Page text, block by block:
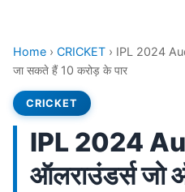
Home › CRICKET › IPL 2024
जा सकते हैं 10 करोड़ के पार
CRICKET
IPL 2024
ऑलराउंडर्स